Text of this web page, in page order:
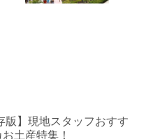
版】現地スタッフおすす
土産特集！